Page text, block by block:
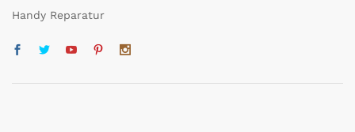
Handy Reparatur